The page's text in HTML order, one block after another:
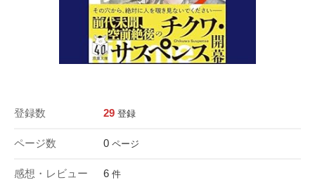
登録数 29 登録
ページ数 0 ページ
感想・レビュー 6 件